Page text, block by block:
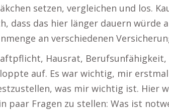
setzen, vergleichen und los.
dass das hier länger dauern würde
an verschiedenen
Hausrat,
auf. Es war wichtig, mir
was mir wichtig ist. Hier
paar Fragen zu stellen: Was ist